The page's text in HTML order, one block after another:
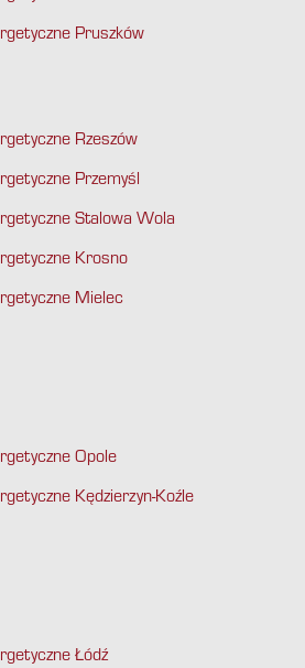
Pruszków
Rzeszów
Przemyśl
Stalowa Wola
Krosno
Mielec
Opole
Kędzierzyn-Koźle
Łódź